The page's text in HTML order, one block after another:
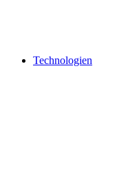
Technologien